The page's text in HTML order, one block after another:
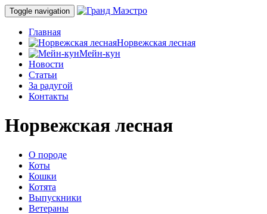
Toggle navigation
Главная
Норвежская лесная
Мейн-кун
Новости
Статьи
За радугой
Контакты
Норвежская лесная
О породе
Коты
Кошки
Котята
Выпускники
Ветераны